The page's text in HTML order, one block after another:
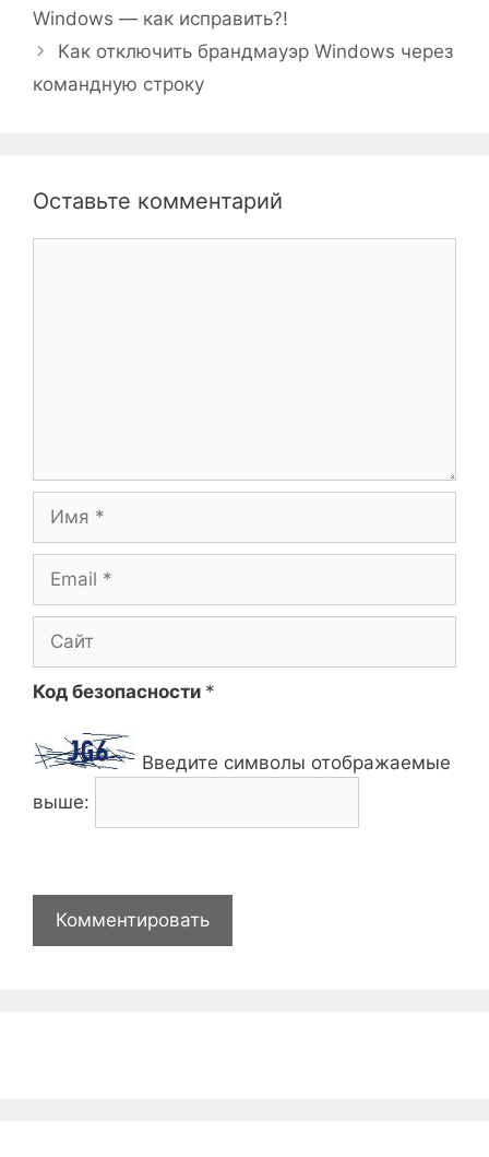
Windows — как исправить?!
Как отключить брандмауэр Windows через
командную строку
Оставьте комментарий
Код безопасности *
Введите символы отображаемые
выше: